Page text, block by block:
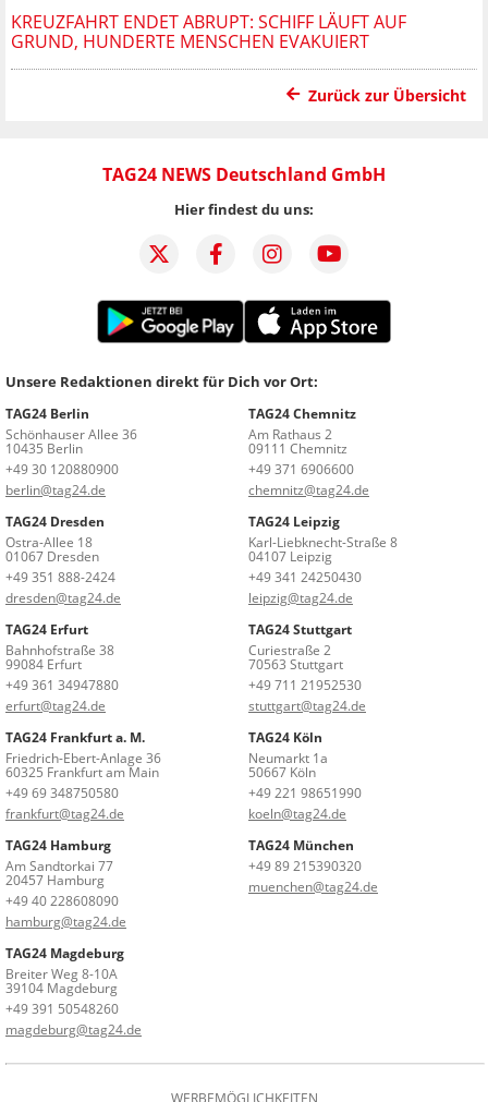
KREUZFAHRT ENDET ABRUPT: SCHIFF LÄUFT AUF
GRUND, HUNDERTE MENSCHEN EVAKUIERT
Zurück zur Übersicht
TAG24 NEWS Deutschland GmbH
Hier findest du uns:
Unsere Redaktionen direkt für Dich vor Ort:
TAG24 Berlin
Schönhauser Allee 36
10435 Berlin
+49 30 120880900
berlin@tag24.de
TAG24 Chemnitz
Am Rathaus 2
09111 Chemnitz
+49 371 6906600
chemnitz@tag24.de
TAG24 Dresden
Ostra-Allee 18
01067 Dresden
+49 351 888-2424
dresden@tag24.de
TAG24 Leipzig
Karl-Liebknecht-Straße 8
04107 Leipzig
+49 341 24250430
leipzig@tag24.de
TAG24 Erfurt
Bahnhofstraße 38
99084 Erfurt
+49 361 34947880
erfurt@tag24.de
TAG24 Stuttgart
Curiestraße 2
70563 Stuttgart
+49 711 21952530
stuttgart@tag24.de
TAG24 Frankfurt a. M.
Friedrich-Ebert-Anlage 36
60325 Frankfurt am Main
+49 69 348750580
frankfurt@tag24.de
TAG24 Köln
Neumarkt 1a
50667 Köln
+49 221 98651990
koeln@tag24.de
TAG24 Hamburg
Am Sandtorkai 77
20457 Hamburg
+49 40 228608090
hamburg@tag24.de
TAG24 München
+49 89 215390320
muenchen@tag24.de
TAG24 Magdeburg
Breiter Weg 8-10A
39104 Magdeburg
+49 391 50548260
magdeburg@tag24.de
WERBEMÖGLICHKEITEN